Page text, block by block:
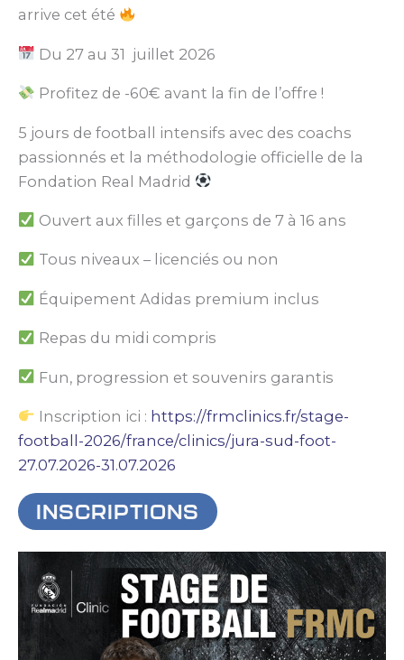
arrive cet été
Du 27 au 31 juillet 2026
Profitez de -60€ avant la fin de l’offre !
5 jours de football intensifs avec des coachs
passionnés et la méthodologie officielle de la
Fondation Real Madrid
Ouvert aux filles et garçons de 7 à 16 ans
Tous niveaux – licenciés ou non
Équipement Adidas premium inclus
Repas du midi compris
Fun, progression et souvenirs garantis
Inscription ici : https://frmclinics.fr/stage-
football-2026/france/clinics/jura-sud-foot-
27.07.2026-31.07.2026
INSCRIPTIONS